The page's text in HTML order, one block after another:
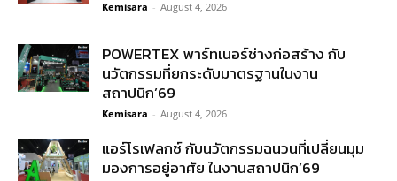
Kemisara - August 4, 2026
POWERTEX พาร์ทเนอร์ช่างก่อสร้าง กับ
นวัตกรรมที่ยกระดับมาตรฐานในงาน
สถาปนิก’69
Kemisara - August 4, 2026
แอร์โรเฟลกซ์ กับนวัตกรรมฉนวนที่เปลี่ยนมุม
มองการอยู่อาศัย ในงานสถาปนิก’69